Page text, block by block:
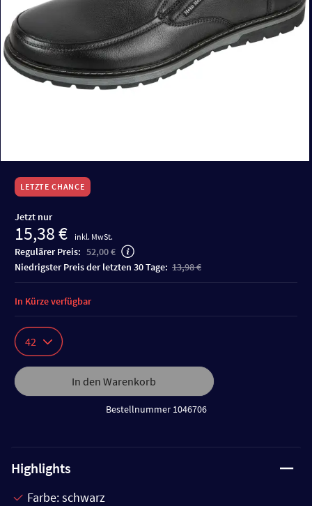
LETZTE CHANCE
Jetzt nur
15,38 € inkl. MwSt.
Regulärer Preis: 52,00 €
niedrigster Preis der letzten 30 Tage: 13,98 €
42
In den Warenkorb
Bestellnummer 1046706
In Kürze verfügbar
Highlights
Farbe: schwarz